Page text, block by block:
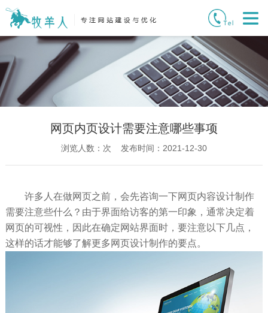
网页内页设计需要注意哪些事项
浏览人数： 次 发布时间：2021-12-30
许多人在做网页之前，会先咨询一下网页内容设计制作
需要注意些什么？由于界面给访客的第一印象，通常决定着
网页的可视性，因此在确定网站界面时，要注意以下几点，
这样的话才能够了解更多网页设计制作的要点。